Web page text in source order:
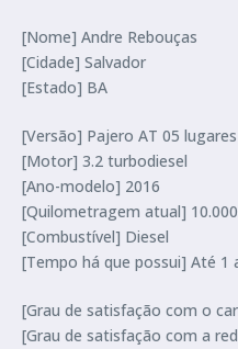
[Nome] Andre Rebouças
[Cidade] Salvador
[Estado] BA
[Versão] Pajero AT 05 lugares
[Motor] 3.2 turbodiesel
[Ano-modelo] 2016
[Quilometragem atual]
[Combustível] Diesel
[Tempo há que possui] Até 1
[Grau de satisfação com o
[Grau de satisfação com a